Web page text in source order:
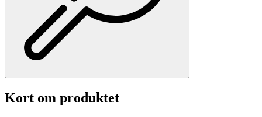
Kort om produktet